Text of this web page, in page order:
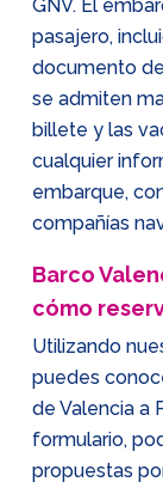
GNV. El
pasajero,
documento
se admiten
billete y las
cualquier
embarque,
compañías
Barco
cómo
Utilizando
puedes
de Valencia a
formulario,
propuestas